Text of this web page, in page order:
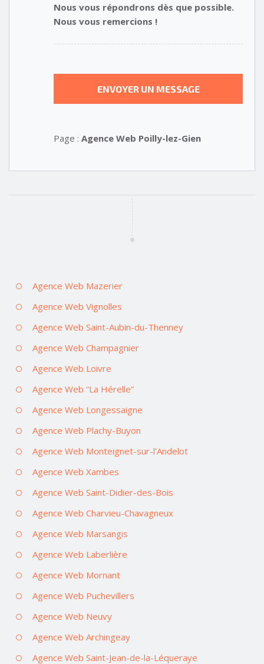
Nous vous répondrons dès que possible.
Nous vous remercions !
Page : Agence Web Poilly-lez-Gien
Agence Web Mazerier
Agence Web Vignolles
Agence Web Saint-Aubin-du-Thenney
Agence Web Champagnier
Agence Web Loivre
Agence Web “La Hérelle”
Agence Web Longessaigne
Agence Web Plachy-Buyon
Agence Web Monteignet-sur-l’Andelot
Agence Web Xambes
Agence Web Saint-Didier-des-Bois
Agence Web Charvieu-Chavagneux
Agence Web Marsangis
Agence Web Laberlière
Agence Web Mornant
Agence Web Puchevillers
Agence Web Neuvy
Agence Web Archingeay
Agence Web Saint-Jean-de-la-Léqueraye